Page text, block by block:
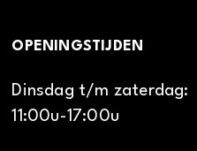
OPENINGSTIJDEN
Dinsdag t/m zaterdag:
11:00u-17:00u